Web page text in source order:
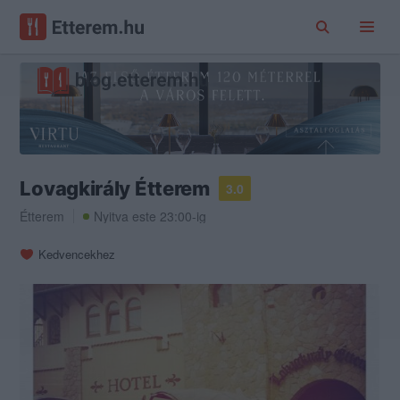
Lovagkirály Étterem
3.0
Étterem
Nyitva este 23:00-ig
Kedvencekhez